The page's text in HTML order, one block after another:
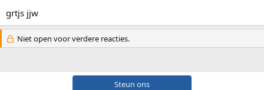
grtjs jjw
Niet open voor verdere reacties.
Steun ons